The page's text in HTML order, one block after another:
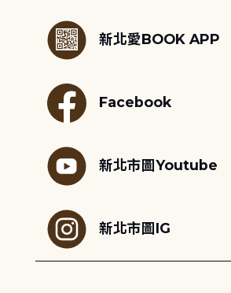
新北愛BOOK APP
Facebook
新北市圖Youtube
新北市圖IG